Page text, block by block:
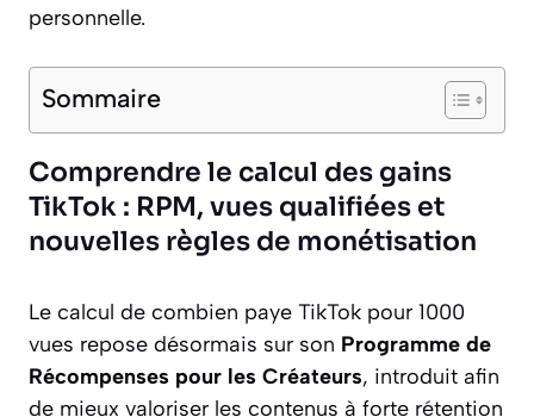
personnelle.
Sommaire
Comprendre le calcul des gains
TikTok : RPM, vues qualifiées et
nouvelles règles de monétisation
Le calcul de combien paye TikTok pour 1000
vues repose désormais sur son Programme de
Récompenses pour les Créateurs, introduit afin
de mieux valoriser les contenus à forte rétention